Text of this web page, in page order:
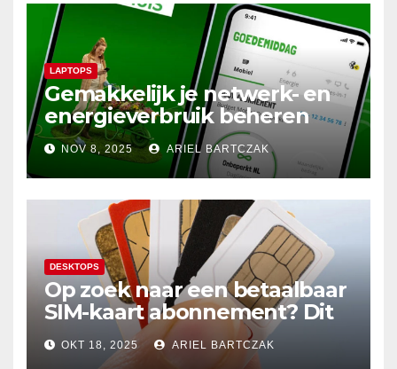
LAPTOPS
Gemakkelijk je netwerk- en
energieverbruik beheren
met de Budget Thuis App
NOV 8, 2025 ARIEL BARTCZAK
DESKTOPS
Op zoek naar een betaalbaar
SIM-kaart abonnement? Dit
20GB data-abonnement is
super voordelig in Nederland
OKT 18, 2025 ARIEL BARTCZAK